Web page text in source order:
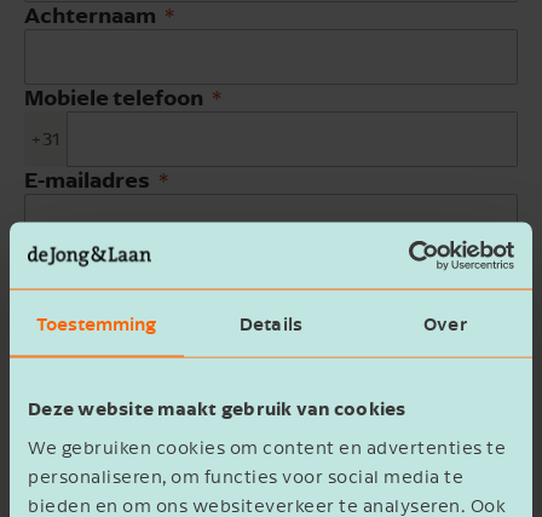
Toestemming Details Over
Deze website maakt gebruik van cookies
We gebruiken cookies om content en advertenties te
personaliseren, om functies voor social media te
bieden en om ons websiteverkeer te analyseren. Ook
Achternaam
Mobiele telefoon
+31
E-mailadres
Bedrijfsnaam